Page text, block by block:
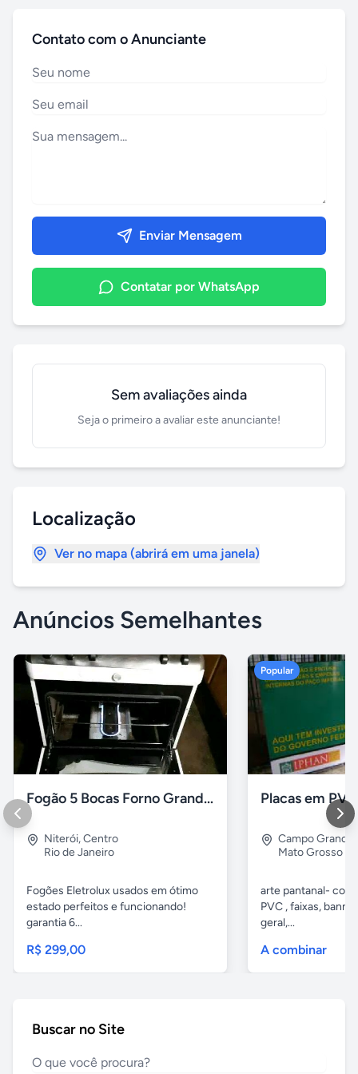
Contato com o Anunciante
Enviar Mensagem
Contatar por WhatsApp
Sem avaliações ainda
Seja o primeiro a avaliar este anunciante!
Localização
Ver no mapa (abrirá em uma janela)
Anúncios Semelhantes
Fogão 5 Bocas Forno Grande (Usado) Perfeito Estado
Niterói,Centro
Rio de Janeiro
Fogões Eletrolux usados em ótimo
estado perfeitos e funcionando!
garantia 6...
R$ 299,00
Popular
Campo Grande
Mato Grosso
arte pantanal-
PVC , faixas,
geral,...
A combinar
Buscar no Site